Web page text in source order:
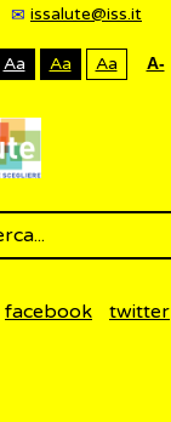
issalute@iss.it
Aa Aa Aa A-
facebook twitter